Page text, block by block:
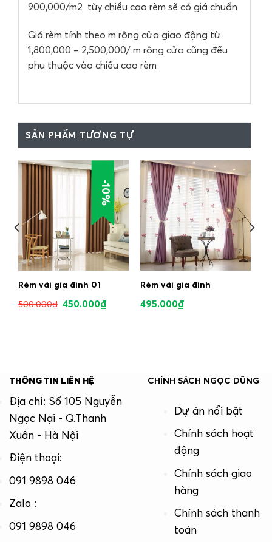
900,000/m2 tùy chiều cao rèm sẽ có giá chuẩn
Giá rèm tính theo m rộng cửa giao động từ
1,800,000 – 2,500,000/ m rộng cửa cũng đều
phụ thuộc vào chiều cao rèm
SẢN PHẨM TƯƠNG TỰ
-10%
Rèm vải gia đình 01
500.000₫ 450.000₫
Rèm vải gia đình
495.000₫
THÔNG TIN LIÊN HỆ
Địa chỉ: Số 105 Nguyễn
Ngọc Nại - Q.Thanh
Xuân - Hà Nội
Điện thoại:
091 9898 046
Zalo :
091 9898 046
CHÍNH SÁCH NGỌC DŨNG
Dự án nổi bật
Chính sách hoạt
động
Chính sách giao
hàng
Chính sách thanh
toán